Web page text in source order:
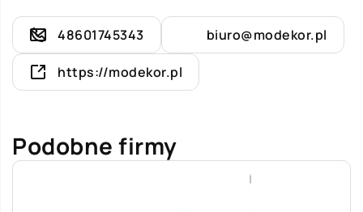
48601745343 biuro@modekor.pl
https://modekor.pl
Podobne firmy